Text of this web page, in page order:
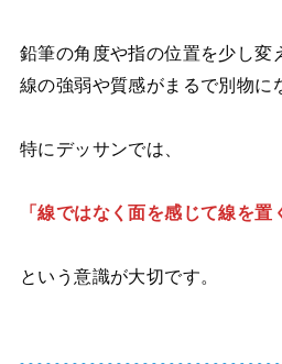
鉛筆の角度や指の位置を少し変
線の強弱や質感がまるで別物に
特にデッサンでは、
「線ではなく面を感じて線を置
という意識が大切です。